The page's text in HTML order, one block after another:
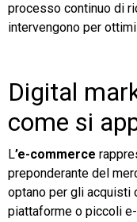
processo continuo di
intervengono per
Digital
come si
L’e-commerce
preponderante del
optano per gli acquisti
piattaforme o piccoli